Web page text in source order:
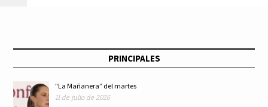
PRINCIPALES
"La Mañanera” del martes
11 de julio de 2026